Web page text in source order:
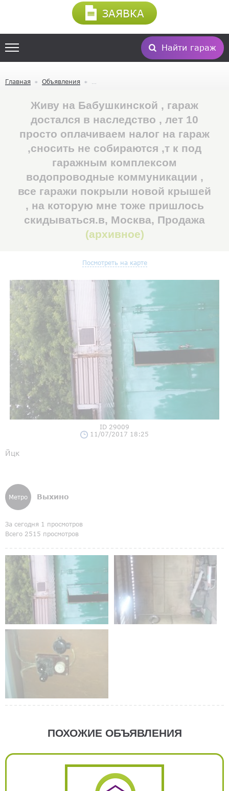
Найти гараж
ЗАЯВКА
Главная Объявления
Живу на Бабушкинской , гараж
достался в наследство , лет 10
просто оплачиваем налог на гараж
,сносить не собираются ,т к под
гаражным комплексом
водопроводные коммуникации ,
все гаражи покрыли новой крышей
, на которую мне тоже пришлось
скидываться.в, Москва, Продажа
(архивное)
Посмотреть на карте
ID 29009
11/07/2017 18:25
Йцк
Метро Выхино
За сегодня 1 просмотров
Всего 2515 просмотров
ПОХОЖИЕ ОБЪЯВЛЕНИЯ